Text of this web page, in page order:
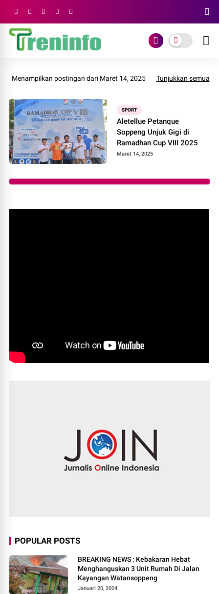
Menampilkan postingan dari Maret 14, 2025 Tunjukkan semua
SPORT
Aletellue Petanque
Soppeng Unjuk Gigi di
Ramadhan Cup VIII 2025
Maret 14, 2025
POPULAR POSTS
BREAKING NEWS : Kebakaran Hebat
Menghanguskan 3 Unit Rumah Di Jalan
Kayangan Watansoppeng
Januari 20, 2024